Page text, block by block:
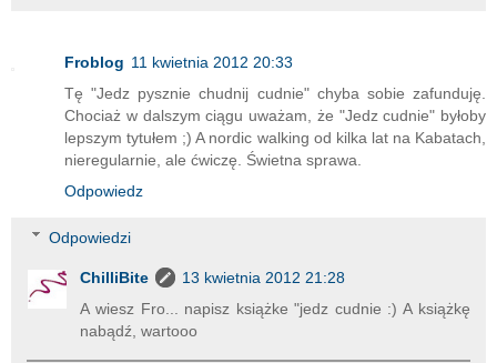
Froblog 11 kwietnia 2012 20:33
Tę "Jedz pysznie chudnij cudnie" chyba sobie zafunduję.
Chociaż w dalszym ciągu uważam, że "Jedz cudnie" byłoby
lepszym tytułem ;) A nordic walking od kilka lat na Kabatach,
nieregularnie, ale ćwiczę. Świetna sprawa.
Odpowiedz
Odpowiedzi
ChilliBite
13 kwietnia 2012 21:28
A wiesz Fro... napisz książke "jedz cudnie :) A książkę
nabądź, wartooo